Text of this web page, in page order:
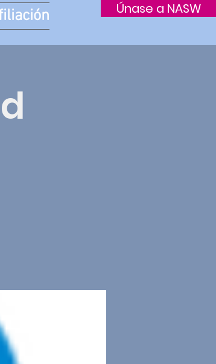
Únase a NASW